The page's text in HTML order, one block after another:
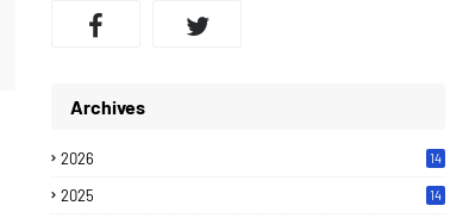
Archives
2026 14
2025 14